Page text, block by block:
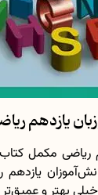
ریاضی مکمل